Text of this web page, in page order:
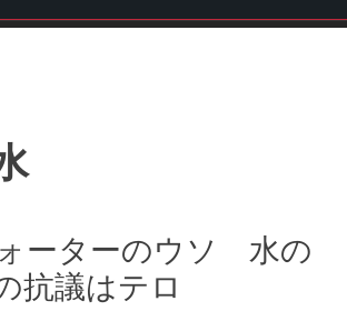
ーターのウソ 水の
抗議はテロ